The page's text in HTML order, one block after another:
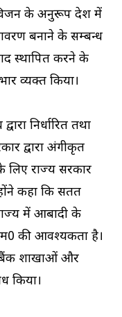
विजन के अनुरूप देश में
बनाने के सम्बन्ध
स्थापित करने के
व्यक्त किया।
निर्धारित तथा
द्वारा अंगीकृत
लिए राज्य सरकार
कहा कि सतत
में आबादी के
की आवश्यकता है।
में बैंक शाखाओं और
किया।